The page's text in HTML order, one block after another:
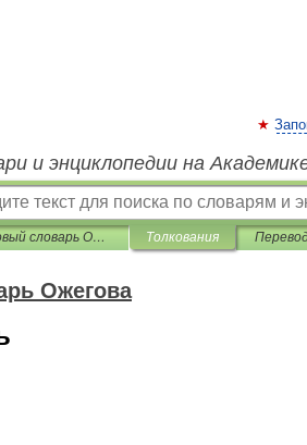
и энциклопедии на
Толковый словарь Ожегова Толкования
Ожегова